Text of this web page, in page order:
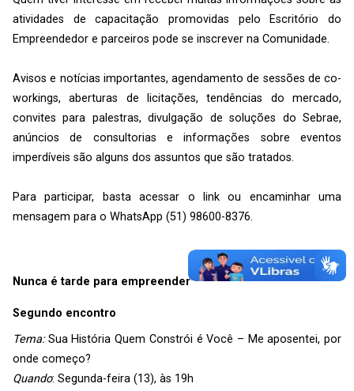
atividades de capacitação promovidas pelo Escritório do
Empreendedor e parceiros pode se inscrever na Comunidade.
Avisos e notícias importantes, agendamento de sessões de co-
workings, aberturas de licitações, tendências do mercado,
convites para palestras, divulgação de soluções do Sebrae,
anúncios de consultorias e informações sobre eventos
imperdíveis são alguns dos assuntos que são tratados.
Para participar, basta acessar o link ou encaminhar uma
mensagem para o WhatsApp (51) 98600-8376.
Nunca é tarde para empreender
Segundo encontro
Tema:Sua História Quem Constrói é Você – Me aposentei, por
onde começo?
Quando: Segunda-feira (13), às 19h